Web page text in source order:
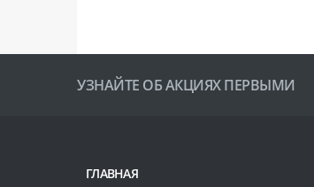
УЗНАЙТЕ ОБ АКЦИЯХ ПЕРВЫМИ
ГЛАВНАЯ